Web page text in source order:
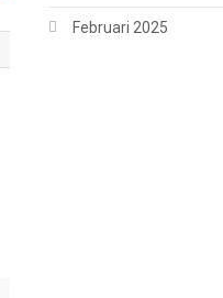
Februari 2025